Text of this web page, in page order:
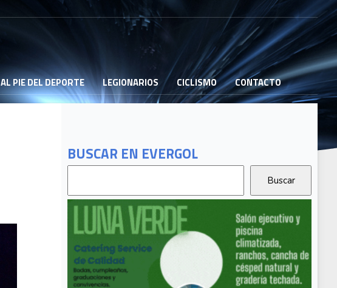
AL PIE DEL DEPORTE LEGIONARIOS CICLISMO CONTACTO
BUSCAR EN EVERGOL